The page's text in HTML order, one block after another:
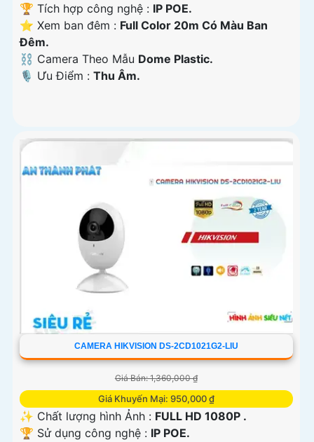
🏆 Tích hợp công nghệ : IP POE.
⭐ Xem ban đêm : Full Color 20m Có Màu Ban
Ðêm.
⛓ Camera Theo Mẫu Dome Plastic.
️🎙 Ưu Điểm : Thu Âm.
CAMERA HIKVISION DS-2CD1021G2-LIU
Giá Bán: 1,360,000 ₫
Giá Khuyến Mại: 950,000 ₫
✨ Chất lượng hình Ảnh : FULL HD 1080P .
🏆 Sử dụng công nghệ : IP POE.